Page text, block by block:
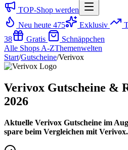
TOP-Shop werden
Neu heute 475 Exklusiv
38
Gratis
Schnäppchen
Alle Shops A-ZThemenwelten
Start/Gutscheine/Verivox
Verivox Gutscheine &
2026
Aktuelle Verivox Gutscheine im
spare beim Vergleichen mit Verivox.